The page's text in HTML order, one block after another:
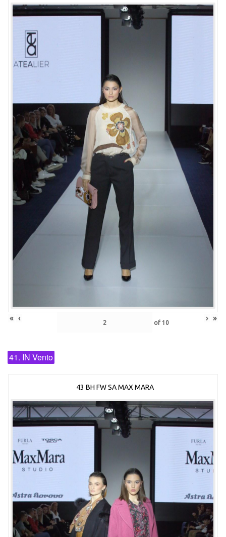
« ‹ of 10 › »
41. IN Vento
43 BH FW SA MAX MARA